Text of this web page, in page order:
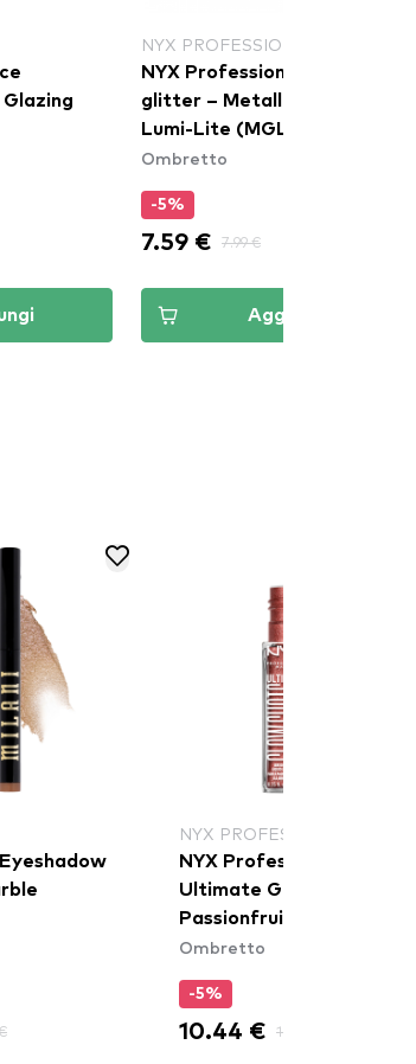
Glazing
NYX PROFESSIONAL MAKEUP
NYX Professional Makeup
glitter – Metallic Glitter –
Lumi-Lite (MGLI05)
Ombretto
-5%
7.59 € 7.99 €
Aggiungi
NYX PROFESSIONAL
NYX Professional
Ultimate Glow Shots -
Passionfruit Posh
Ombretto
-5%
10.44 € 10.99 €